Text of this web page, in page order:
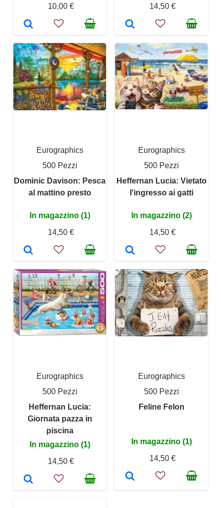
10,00 €
14,50 €
Eurographics
500 Pezzi
Dominic Davison: Pesca
al mattino presto
In magazzino (1)
14,50 €
Eurographics
500 Pezzi
Heffernan Lucia: Vietato
l'ingresso ai gatti
In magazzino (2)
14,50 €
Eurographics
500 Pezzi
Heffernan Lucia:
Giornata pazza in
piscina
In magazzino (1)
14,50 €
Eurographics
500 Pezzi
Feline Felon
In magazzino (1)
14,50 €